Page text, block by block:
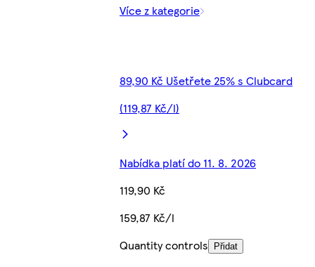
Více z kategorie
89,90 Kč Ušetřete 25% s Clubcard
(119,87 Kč/l)
Nabídka platí do 11. 8. 2026
119,90 Kč
159,87 Kč/l
Quantity controls
Přidat